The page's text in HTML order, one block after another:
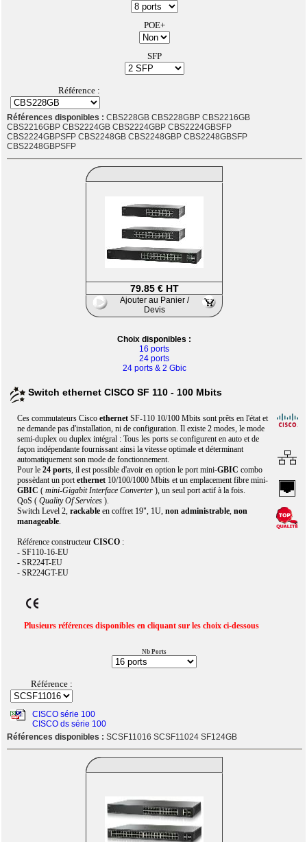
POE+
SFP
Référence :
Références disponibles : CBS228GB CBS228GBP CBS2216GB
CBS2216GBP CBS2224GB CBS2224GBP CBS2224GBSFP
CBS2224GBPSFP CBS2248GB CBS2248GBP CBS2248GBSFP
CBS2248GBPSFP
79.85 € HT
Ajouter au Panier /
Devis
Choix disponibles :
16 ports
24 ports
24 ports & 2 Gbic
Switch ethernet CISCO SF 110 - 100 Mbits
Ces commutateurs CiscoethernetSF-110 10/100 Mbits sont prêts en l'état et
ne demande pas d'installation, ni de configuration. Il existe 2 modes, le mode
semi-duplex ou duplex intégral : Tous les ports se configurent en auto et de
façon indépendante fournissant ainsi la vitesse optimale et déterminant
automatiquement son mode de fonctionnement.
Pour le 24 ports, il est possible d'avoir en option le port mini-GBIC combo
possèdant un portethernet 10/100/1000 Mbits et un emplacement fibre mini-
GBIC (mini-Gigabit Interface Converter ), un seul port actif à la fois.
QoS (Quality Of Services ).
Switch Level 2,rackableen coffret 19", 1U,non administrable,non
manageable.
Référence constructeurCISCO :
- SF110-16-EU
- SR224T-EU
- SR224GT-EU
Plusieurs références disponibles en cliquant sur les choix ci-dessous
Nb Ports
Référence :
CISCO série 100
CISCO ds série 100
Références disponibles : SCSF11016 SCSF11024 SF124GB